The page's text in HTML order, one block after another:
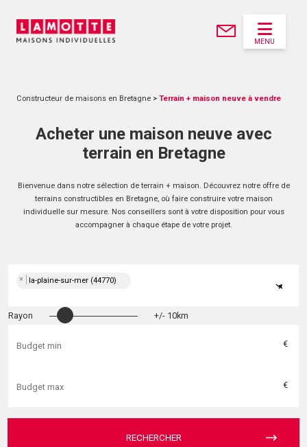
MENU
Constructeur de maisons en Bretagne > Terrain + maison neuve à vendre
Acheter une maison neuve avec
terrain en Bretagne
Bienvenue dans notre sélection de terrain + maison. Découvrez notre offre de
terrains constructibles en Bretagne, où faire construire votre maison
individuelle sur mesure. Nos conseillers sont à votre disposition pour vous
accompagner à chaque étape de votre projet.
×
× la-plaine-sur-mer (44770)
Rayon +/- 10km
€
€
RECHERCHER